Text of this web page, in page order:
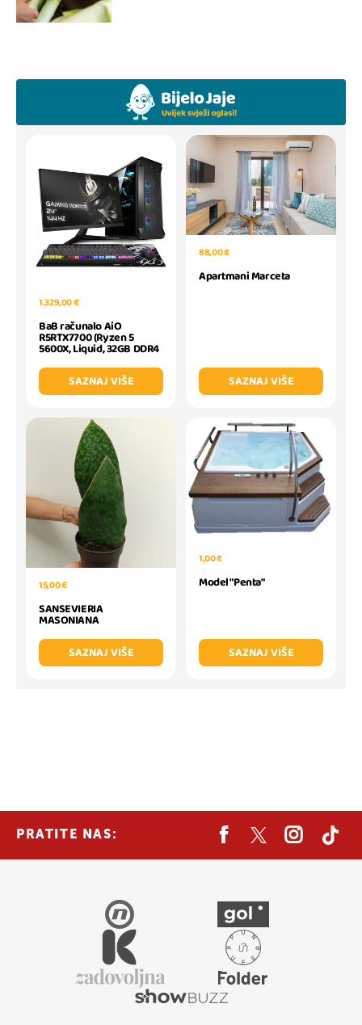
1.329,00 €
BaB računalo AiO
R5RTX7700 (Ryzen 5
5600X, Liquid, 32GB DDR4
SAZNAJ VIŠE
88,00 €
Apartmani Marceta
SAZNAJ VIŠE
15,00 €
SANSEVIERIA
MASONIANA
SAZNAJ VIŠE
1,00 €
Model "Penta"
SAZNAJ VIŠE
PRATITE NAS: